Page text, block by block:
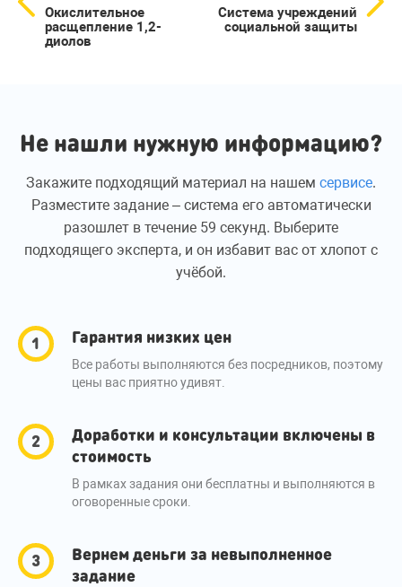
Окислительное
расщепление 1,2-
диолов
Система учреждений
социальной защиты
Не нашли нужную информацию?
Закажите подходящий материал на нашем сервисе.
Разместите задание – система его автоматически
разошлет в течение 59 секунд. Выберите
подходящего эксперта, и он избавит вас от хлопот с
учёбой.
Гарантия низких цен
Все работы выполняются без посредников, поэтому
цены вас приятно удивят.
Доработки и консультации включены в
стоимость
В рамках задания они бесплатны и выполняются в
оговоренные сроки.
Вернем деньги за невыполненное
задание